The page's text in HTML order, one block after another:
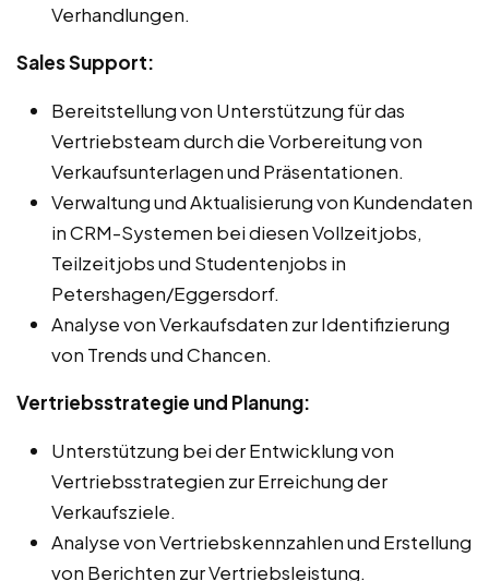
Verhandlungen.
Sales Support:
Bereitstellung von Unterstützung für das
Vertriebsteam durch die Vorbereitung von
Verkaufsunterlagen und Präsentationen.
Verwaltung und Aktualisierung von Kundendaten
in CRM-Systemen bei diesen Vollzeitjobs,
Teilzeitjobs und Studentenjobs in
Petershagen/Eggersdorf.
Analyse von Verkaufsdaten zur Identifizierung
von Trends und Chancen.
Vertriebsstrategie und Planung:
Unterstützung bei der Entwicklung von
Vertriebsstrategien zur Erreichung der
Verkaufsziele.
Analyse von Vertriebskennzahlen und Erstellung
von Berichten zur Vertriebsleistung.